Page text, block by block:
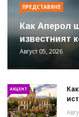
ПРЕДСТАВЯНЕ
Как Аперол
известният
Август 05, 2026
АКЦЕНТ